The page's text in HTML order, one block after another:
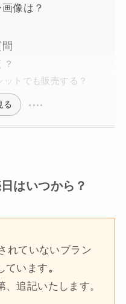
像は？
？
トでも販売する？
る
はいつから？
れていないブラン
ています。
追記いたします。